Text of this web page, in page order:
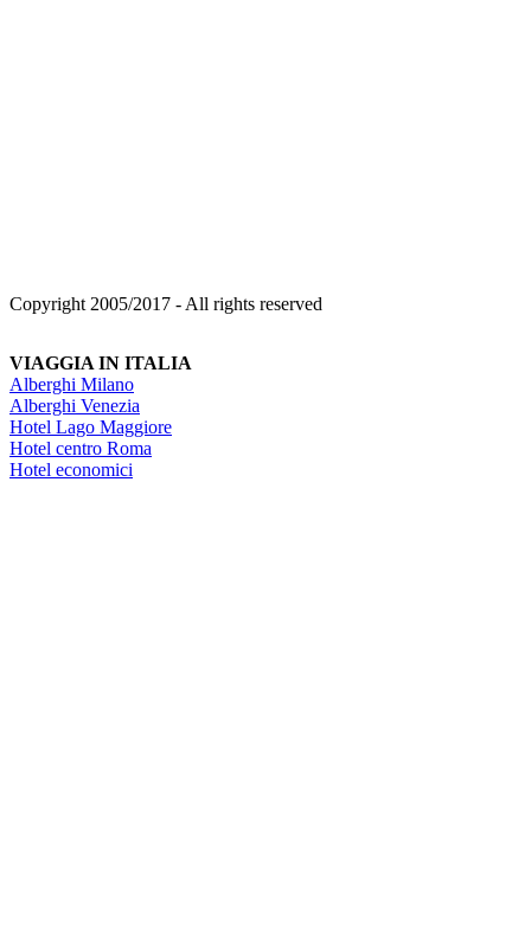
Copyright 2005/2017 - All rights reserved
VIAGGIA IN ITALIA
Alberghi Milano
Alberghi Venezia
Hotel Lago Maggiore
Hotel centro Roma
Hotel economici